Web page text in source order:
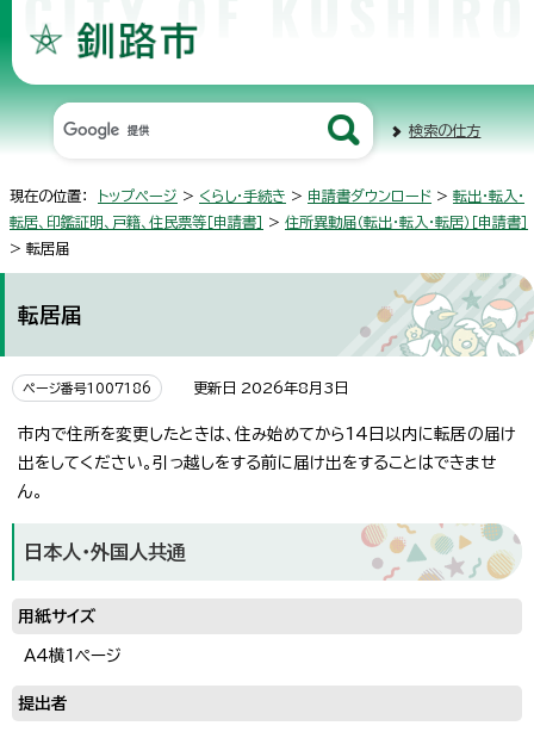
検索の仕方
現在の位置： トップページ > くらし・手続き > 申請書ダウンロード > 転出・転入・
転居、印鑑証明、戸籍、住民票等［申請書］
> 住所異動届（転出・転入・転居）［申請書］
> 転居届
転居届
ページ番号1007186 更新日 2026年8月3日
市内で住所を変更したときは、住み始めてから14日以内に転居の届け
出をしてください。引っ越しをする前に届け出をすることはできませ
ん。
日本人・外国人共通
用紙サイズ
A4横1ページ
提出者